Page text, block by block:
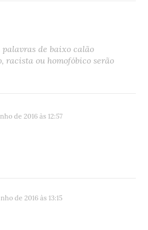
de baixo calão
racista ou homofóbico serão
de 2016 às 12:57
de 2016 às 13:15